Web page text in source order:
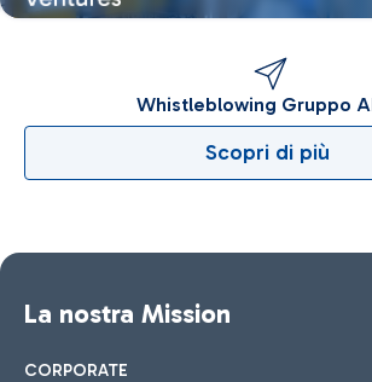
Whistleblowing Gruppo
Scopri di più
La nostra Mission
CORPORATE